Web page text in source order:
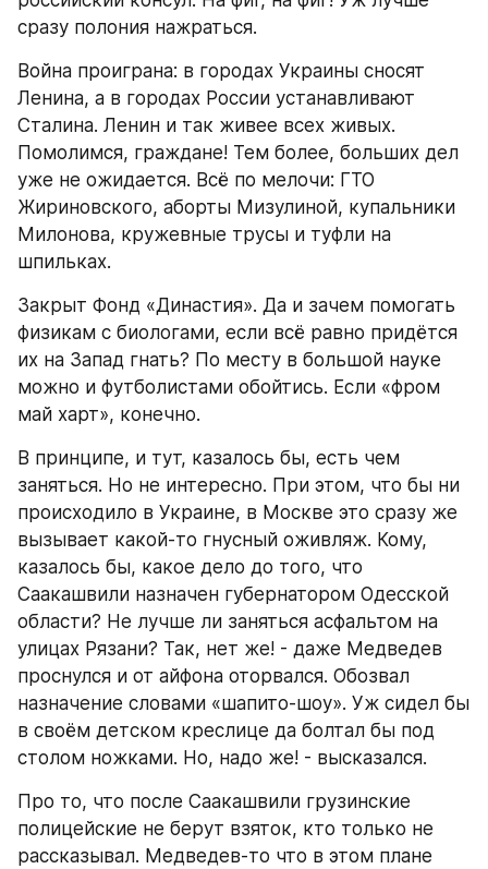
сразу полония нажраться.
Война проиграна: в городах Украины сносят
Ленина, а в городах России устанавливают
Сталина. Ленин и так живее всех живых.
Помолимся, граждане! Тем более, больших дел
уже не ожидается. Всё по мелочи: ГТО
Жириновского, аборты Мизулиной, купальники
Милонова, кружевные трусы и туфли на
шпильках.
Закрыт Фонд «Династия». Да и зачем помогать
физикам с биологами, если всё равно придётся
их на Запад гнать? По месту в большой науке
можно и футболистами обойтись. Если «фром
май харт», конечно.
В принципе, и тут, казалось бы, есть чем
заняться. Но не интересно. При этом, что бы ни
происходило в Украине, в Москве это сразу же
вызывает какой-то гнусный оживляж. Кому,
казалось бы, какое дело до того, что
Саакашвили назначен губернатором Одесской
области? Не лучше ли заняться асфальтом на
улицах Рязани? Так, нет же! - даже Медведев
проснулся и от айфона оторвался. Обозвал
назначение словами «шапито-шоу». Уж сидел бы
в своём детском креслице да болтал бы под
столом ножками. Но, надо же! - высказался.
Про то, что после Саакашвили грузинские
полицейские не берут взяток, кто только не
рассказывал. Медведев-то что в этом плане